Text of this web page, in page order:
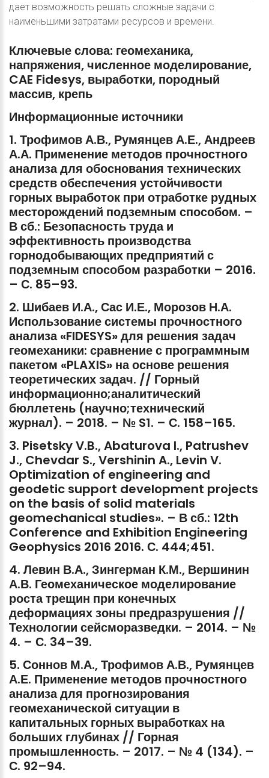
дает возможность решать сложные задачи с
наименьшими затратами ресурсов и времени.
Ключевыеслова: геомеханика,
напряжения,численное моделирование,
CAE Fidesys, выработки, породный
массив, крепь
Информационные источники
1. ТрофимовА.В., РумянцевА.Е.,Андреев
А.А. Применение методов прочностного
анализадля обоснования технических
средствобеспечения устойчивости
горных выработок при отработке рудных
месторождений подземным способом. –
Всб.: Безопасностьтруда и
эффективность производства
горнодобывающих предприятий с
подземным способом разработки – 2016.
– С. 85–93.
2. Шибаев И.А.,Сас И.Е., Морозов Н.А.
Использованиесистемы прочностного
анализа «FIDESYS»для решения задач
геомеханики: сравнениес программным
пакетом «PLAXIS» наоснове решения
теоретическихзадач. // Горный
информационно;аналитический
бюллетень (научно;технический
журнал). – 2018. – № S1. – С. 158–165.
3. PisetskyV.B.,Abaturova I., Patrushev
J., Chevdar S.,Vershinin A., Levin V.
Optimization of engineering and
geodetic support development projects
on the basis of solid materials
geomechanical studies». – Всб.: 12th
Conference and Exhibition Engineering
Geophysics 2016 2016. С. 444;451.
4. Левин В.А.,Зингерман К.М., Вершинин
А.В. Геомеханическое моделирование
ростатрещин при конечных
деформацияхзоны предразрушения //
Технологии сейсморазведки. – 2014. – №
4. – С. 34–39.
5. Соннов М.А.,ТрофимовА.В., Румянцев
А.Е. Применение методов прочностного
анализадля прогнозирования
геомеханической ситуации в
капитальных горных выработках на
больших глубинах // Горная
промышленность. – 2017. – № 4 (134). –
С. 92–94.